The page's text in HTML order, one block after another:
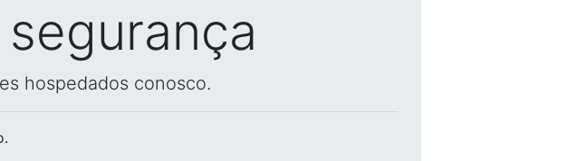
hospedados conosco.